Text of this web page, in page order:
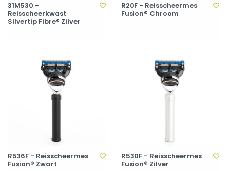
31M530 -
Reisscheerkwast
Silvertip Fibre® Zilver
R20F - Reisscheermes
Fusion® Chroom
R536F - Reisscheermes
Fusion® Zwart
R530F - Reisscheermes
Fusion® Zilver